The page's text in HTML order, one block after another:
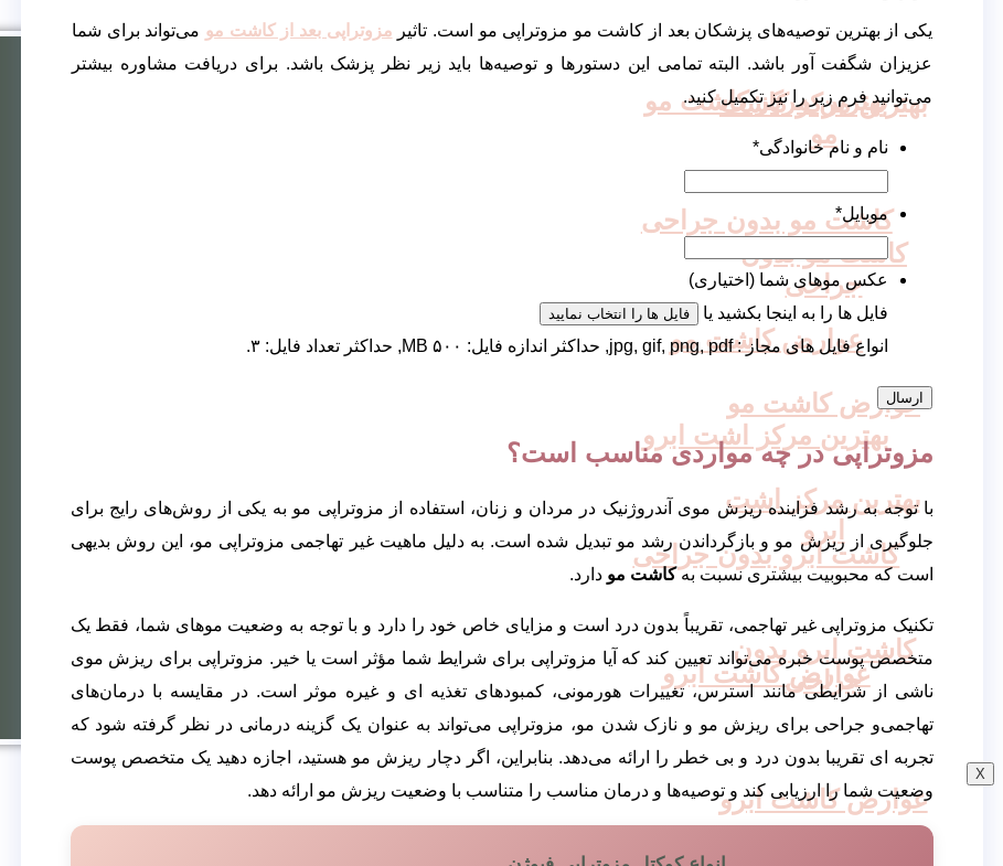
بهترین مرکز کاشت
مو
کاشت مو بدون
جراحی
عوارض کاشت مو
بهترین مرکز اشت
ابرو
کاشت ابرو بدون
جراحی
عوارض کاشت ابرو
بهترین مرکز کاشت مو
کاشت مو بدون جراحی
عوارض کاشت مو
بهترین مرکز اشت ابرو
کاشت ابرو بدون جراحی
عوارض کاشت ابرو
X
یکی از بهترین توصیه‌های پزشکان بعد از کاشت مو مزوتراپی مو است. تاثیر مزوتراپی بعد از کاشت مو می‌تواند برای شما
عزیزان شگفت آور باشد. البته تمامی این دستور‌ها و توصیه‌ها باید زیر نظر پزشک باشد. برای دریافت مشاوره بیشتر
می‌توانید فرم زیر را نیز تکمیل کنید.
نام و نام خانوادگی*
موبایل*
عکس موهای شما (اختیاری)
فایل ها را به اینجا بکشید یا
فایل ها را انتخاب نمایید
انواع فایل های مجاز : jpg, gif, png, pdf, حداکثر اندازه فایل: ۵۰۰ MB, حداکثر تعداد فایل: ۳.
مزوتراپی در چه مواردی مناسب است؟
با توجه به رشد فزاینده ریزش موی آندروژنیک در مردان و زنان، استفاده از مزوتراپی مو به یکی از روش‌های رایج برای
جلوگیری از ریزش مو و بازگرداندن رشد مو تبدیل شده است. به دلیل ماهیت غیر تهاجمی مزوتراپی مو، این روش بدیهی
است که محبوبیت بیشتری نسبت بهکاشت مو دارد.
تکنیک مزوتراپی غیر تهاجمی، تقریباً بدون درد است و مزایای خاص خود را دارد و با توجه به وضعیت موهای شما، فقط یک
متخصص پوست خبره می‌تواند تعیین کند که آیا مزوتراپی برای شرایط شما مؤثر است یا خیر. مزوتراپی برای ریزش موی
ناشی از شرایطی مانند استرس، تغییرات هورمونی، کمبودهای تغذیه ای و غیره موثر است. در مقایسه با درمان‌های
تهاجمی‌و جراحی برای ریزش مو و نازک شدن مو، مزوتراپی می‌تواند به عنوان یک گزینه درمانی در نظر گرفته شود که
تجربه ای تقریبا بدون درد و بی خطر را ارائه می‌دهد. بنابراین، اگر دچار ریزش مو هستید، اجازه دهید یک متخصص پوست
وضعیت شما را ارزیابی کند و توصیه‌ها و درمان مناسب را متناسب با وضعیت ریزش مو ارائه دهد.